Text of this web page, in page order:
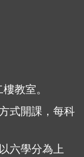
教室。
式開課，每科
六學分為上